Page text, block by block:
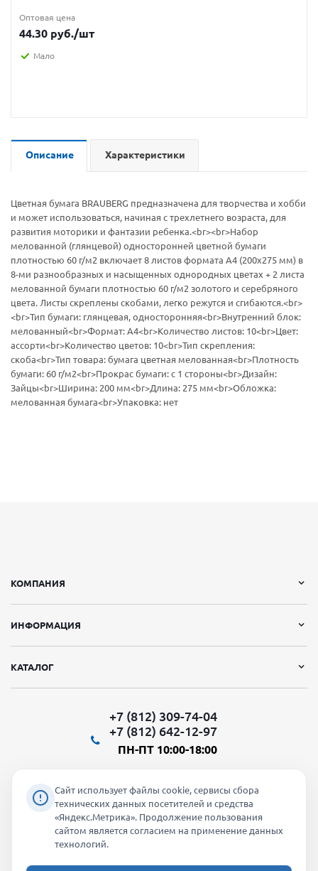
Оптовая цена
44.30 руб./шт
Мало
Описание Характеристики
Цветная бумага BRAUBERG предназначена для творчества и хобби
и может использоваться, начиная с трехлетнего возраста, для
развития моторики и фантазии ребенка.<br><br>Набор
мелованной (глянцевой) односторонней цветной бумаги
плотностью 60 г/м2 включает 8 листов формата А4 (200х275 мм) в
8-ми разнообразных и насыщенных однородных цветах + 2 листа
мелованной бумаги плотностью 60 г/м2 золотого и серебряного
цвета. Листы скреплены скобами, легко режутся и сгибаются.<br>
<br>Тип бумаги: глянцевая, односторонняя<br>Внутренний блок:
мелованный<br>Формат: А4<br>Количество листов: 10<br>Цвет:
ассорти<br>Количество цветов: 10<br>Тип скрепления:
скоба<br>Тип товара: бумага цветная мелованная<br>Плотность
бумаги: 60 г/м2<br>Прокрас бумаги: с 1 стороны<br>Дизайн:
Зайцы<br>Ширина: 200 мм<br>Длина: 275 мм<br>Обложка:
мелованная бумага<br>Упаковка: нет
КОМПАНИЯ
ИНФОРМАЦИЯ
КАТАЛОГ
+7 (812) 309-74-04
+7 (812) 642-12-97
ПН-ПТ 10:00-18:00
Мы в социальных сетях:
Сайт использует файлы cookie, сервисы сбора
технических данных посетителей и средства
«Яндекс.Метрика». Продолжение пользования
сайтом является согласием на применение данных
технологий.